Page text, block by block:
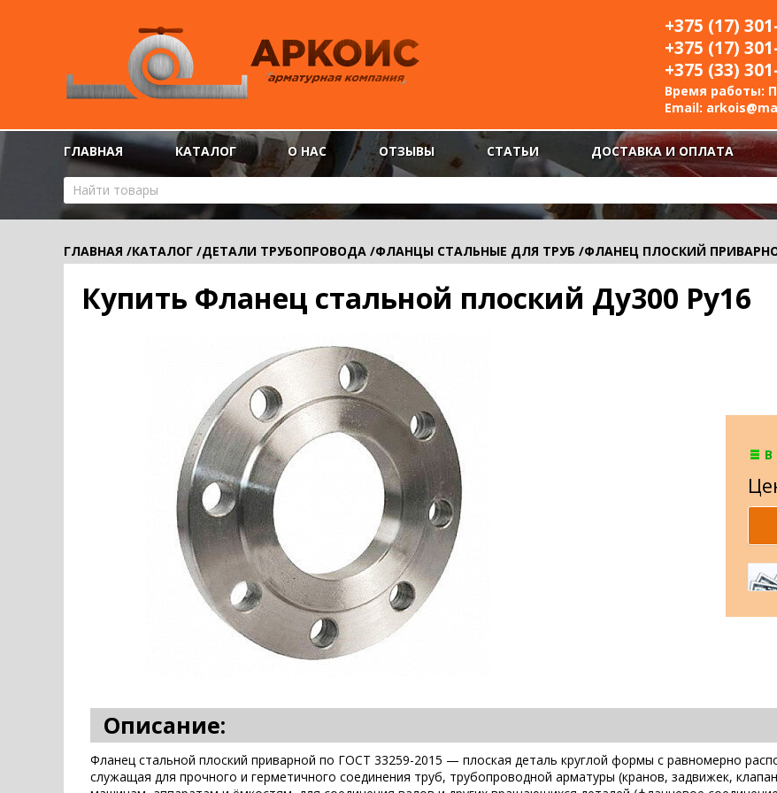
+375 (17)
+375 (17)
+375 (33)
Время работы:
Email:
ГЛАВНАЯ КАТАЛОГ О НАС ОТЗЫВЫ СТАТЬИ ДОСТАВКА И ОПЛАТА
ГЛАВНАЯ /КАТАЛОГ /ДЕТАЛИ ТРУБОПРОВОДА /ФЛАНЦЫ СТАЛЬНЫЕ ДЛЯ ТРУБ /ФЛАНЕЦ ПЛОСКИЙ
Купить Фланец стальной плоский Ду300 Ру16
В
Описание:
Фланец стальной плоский приварной по ГОСТ 33259-2015 — плоская деталь круглой формы с равномерно
служащая для прочного и герметичного соединения труб, трубопроводной арматуры (кранов, задвижек,